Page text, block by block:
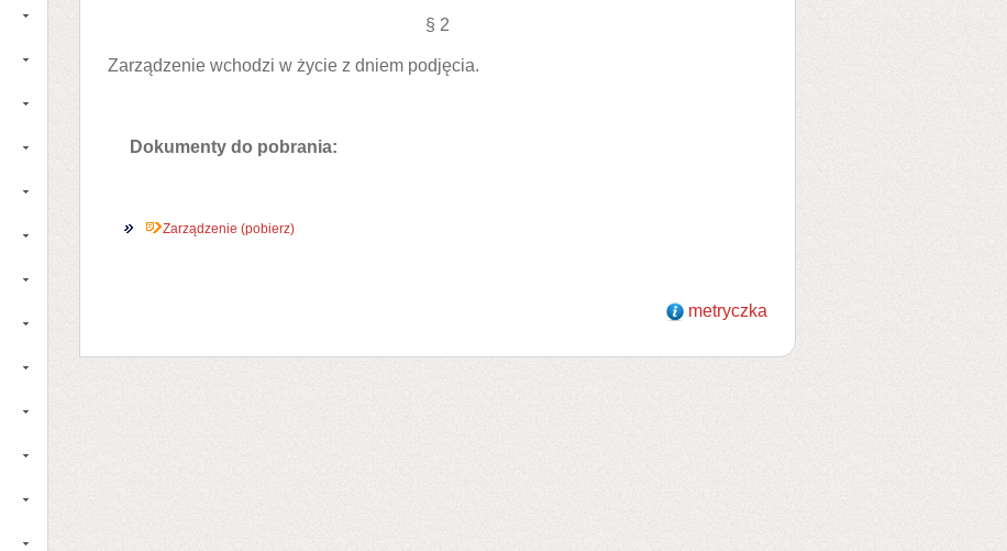
§ 2
Zarządzenie wchodzi w życie z dniem podjęcia.
Dokumenty do pobrania:
Zarządzenie (pobierz)
metryczka